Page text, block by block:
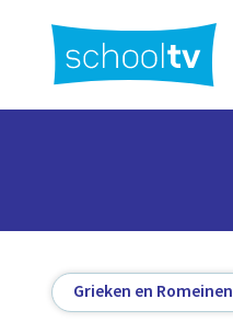
hoofdinhoud
Grieken en Romeinen